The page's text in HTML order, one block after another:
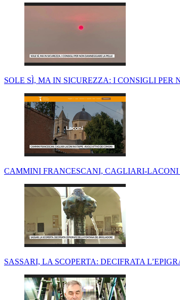
SOLE SÌ, MA IN SICUREZZA: I CONSIGLI PER
CAMMINI FRANCESCANI, CAGLIARI-
SASSARI, LA SCOPERTA: DECIFRATA